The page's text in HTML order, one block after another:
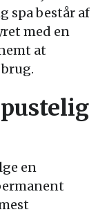
spa består af
med en
at
en